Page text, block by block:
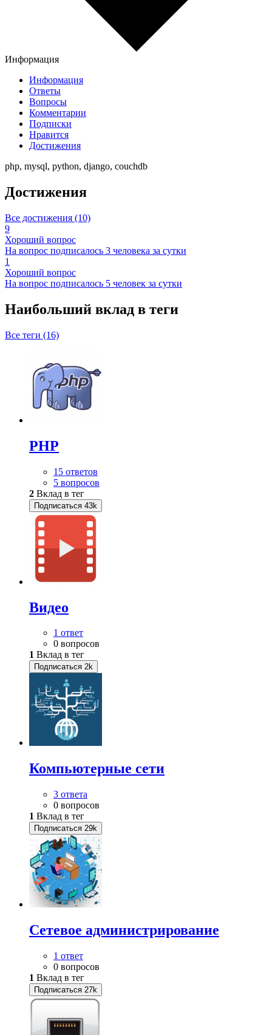
Информация
Информация
Ответы
Вопросы
Комментарии
Подписки
Нравится
Достижения
php, mysql, python, django, couchdb
Достижения
Все достижения (10)
9
Хороший вопрос
На вопрос подписалось 3 человека за сутки
1
Хороший вопрос
На вопрос подписалось 5 человек за сутки
Наибольший вклад в теги
Все теги (16)
PHP
15 ответов
5 вопросов
2 Вклад в тег
Подписаться 43k
Видео
1 ответ
0 вопросов
1 Вклад в тег
Подписаться 2k
Компьютерные сети
3 ответа
0 вопросов
1 Вклад в тег
Подписаться 29k
Сетевое администрирование
1 ответ
0 вопросов
1 Вклад в тег
Подписаться 27k